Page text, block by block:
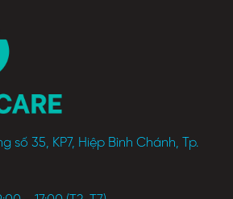
số 35, KP7, Hiệp Bình Chánh, Tp.